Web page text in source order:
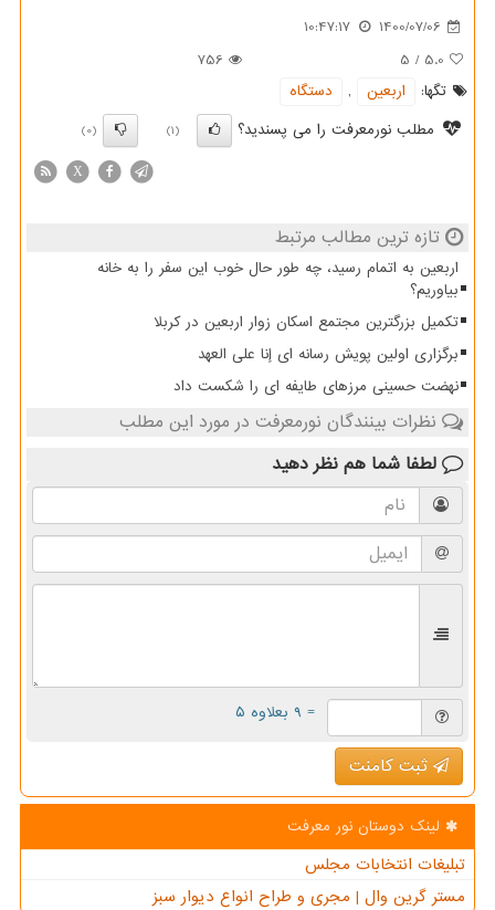
1400/07/06
10:47:17
5.0
/
5
756
تگها:
اربعین ,
دستگاه
مطلب نورمعرفت را می پسندید؟
(1)
(0)
X
تازه ترین مطالب مرتبط
اربعین به اتمام رسید، چه طور حال خوب این سفر را به خانه
بیاوریم؟
تکمیل بزرگترین مجتمع اسکان زوار اربعین در کربلا
برگزاری اولین پویش رسانه ای إنا علی العهد
نهضت حسینی مرزهای طایفه ای را شکست داد
نظرات بینندگان نورمعرفت در مورد این مطلب
لطفا شما هم نظر دهید
= ۹ بعلاوه ۵
ثبت کامنت
لینک دوستان نور معرفت
تبلیغات انتخابات مجلس
مستر گرین وال | مجری و طراح انواع دیوار سبز